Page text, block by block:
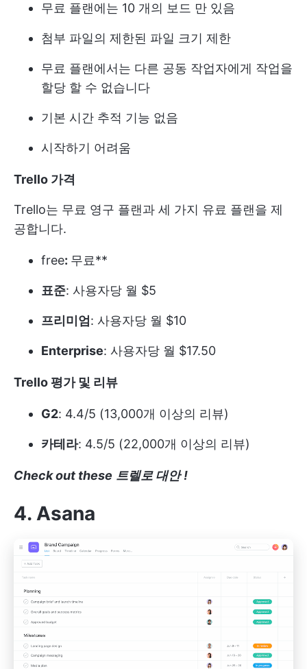
무료 플랜에는 10 개의 보드 만 있음
첨부 파일의 제한된 파일 크기 제한
무료 플랜에서는 다른 공동 작업자에게 작업을
할당 할 수 없습니다
기본 시간 추적 기능 없음
시작하기 어려움
Trello 가격
Trello는 무료 영구 플랜과 세 가지 유료 플랜을 제
공합니다.
free: 무료**
표준: 사용자당 월 $5
프리미엄 : 사용자당 월 $10
Enterprise: 사용자당 월 $17.50
Trello 평가 및 리뷰
G2: 4.4/5 (13,000개 이상의 리뷰)
카테라: 4.5/5 (22,000개 이상의 리뷰)
Check out these 트렐로 대안 !
4. Asana